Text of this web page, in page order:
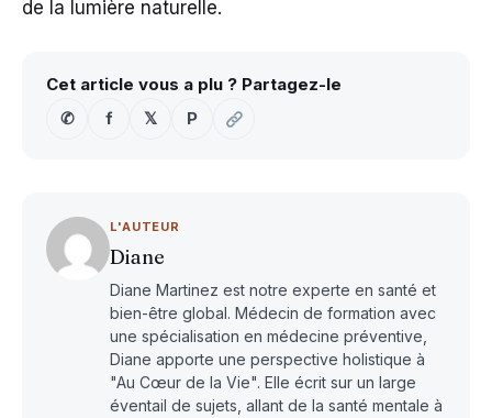
de la lumière naturelle.
Cet article vous a plu ? Partagez-le
✆
f 𝕏 P
L'AUTEUR
Diane
Diane Martinez est notre experte en santé et
bien-être global. Médecin de formation avec
une spécialisation en médecine préventive,
Diane apporte une perspective holistique à
"Au Cœur de la Vie". Elle écrit sur un large
éventail de sujets, allant de la santé mentale à